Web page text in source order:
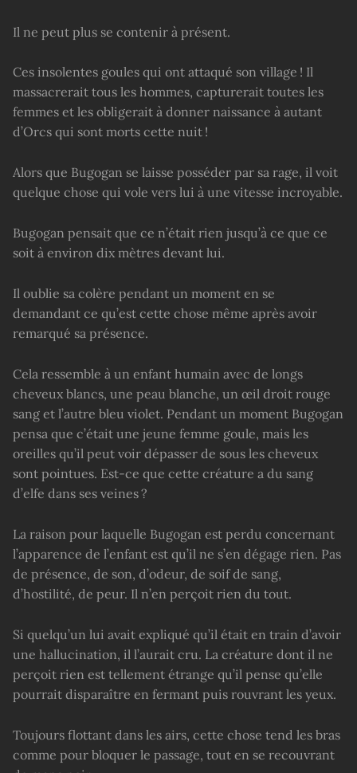
Il ne peut plus se contenir à présent.
Ces insolentes goules qui ont attaqué son village ! Il
massacrerait tous les hommes, capturerait toutes les
femmes et les obligerait à donner naissance à autant
d’Orcs qui sont morts cette nuit !
Alors que Bugogan se laisse posséder par sa rage, il voit
quelque chose qui vole vers lui à une vitesse incroyable.
Bugogan pensait que ce n’était rien jusqu’à ce que ce
soit à environ dix mètres devant lui.
Il oublie sa colère pendant un moment en se
demandant ce qu’est cette chose même après avoir
remarqué sa présence.
Cela ressemble à un enfant humain avec de longs
cheveux blancs, une peau blanche, un œil droit rouge
sang et l’autre bleu violet. Pendant un moment Bugogan
pensa que c’était une jeune femme goule, mais les
oreilles qu’il peut voir dépasser de sous les cheveux
sont pointues. Est-ce que cette créature a du sang
d’elfe dans ses veines ?
La raison pour laquelle Bugogan est perdu concernant
l’apparence de l’enfant est qu’il ne s’en dégage rien. Pas
de présence, de son, d’odeur, de soif de sang,
d’hostilité, de peur. Il n’en perçoit rien du tout.
Si quelqu’un lui avait expliqué qu’il était en train d’avoir
une hallucination, il l’aurait cru. La créature dont il ne
perçoit rien est tellement étrange qu’il pense qu’elle
pourrait disparaître en fermant puis rouvrant les yeux.
Toujours flottant dans les airs, cette chose tend les bras
comme pour bloquer le passage, tout en se recouvrant